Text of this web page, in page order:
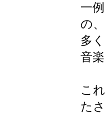
一
の
多
音
こ
た